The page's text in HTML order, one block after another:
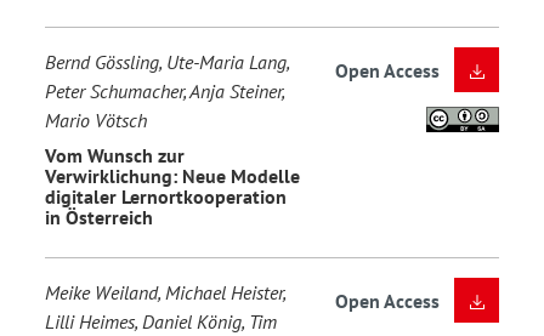
Bernd Gössling, Ute-Maria Lang,
Peter Schumacher, Anja Steiner,
Mario Vötsch
Vom Wunsch zur
Verwirklichung: Neue Modelle
digitaler Lernortkooperation
in Österreich
Open Access
Meike Weiland, Michael Heister,
Lilli Heimes, Daniel König, Tim
Open Access